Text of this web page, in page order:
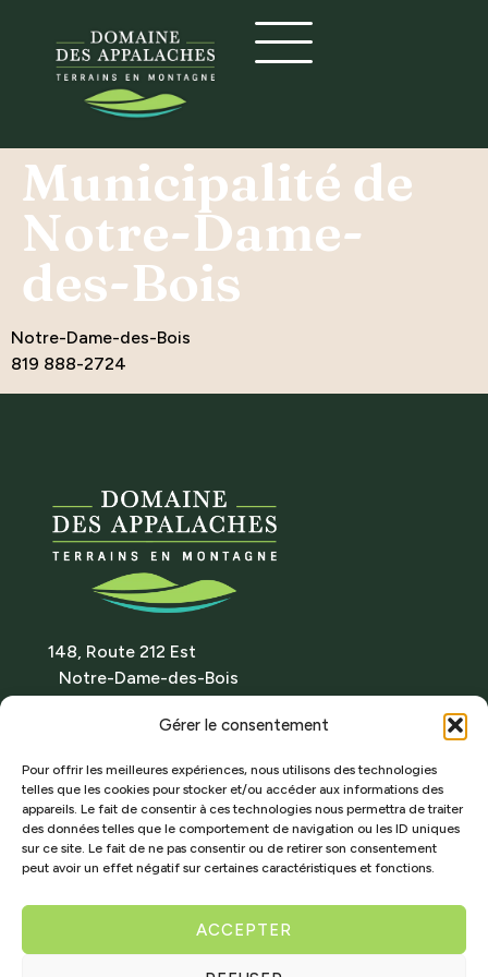
Gérer le consentement
Pour offrir les meilleures expériences, nous utilisons des technologies
telles que les cookies pour stocker et/ou accéder aux informations des
appareils. Le fait de consentir à ces technologies nous permettra de traiter
des données telles que le comportement de navigation ou les ID uniques
sur ce site. Le fait de ne pas consentir ou de retirer son consentement
peut avoir un effet négatif sur certaines caractéristiques et fonctions.
ACCEPTER
Municipalité de
Notre-Dame-
des-Bois
Notre-Dame-des-Bois
819 888-2724
148, Route 212 Est
Notre-Dame-des-Bois
Tél. : 819 888-2314
info@domainedesappalaches.ca
RBQ : 5868-0901-01